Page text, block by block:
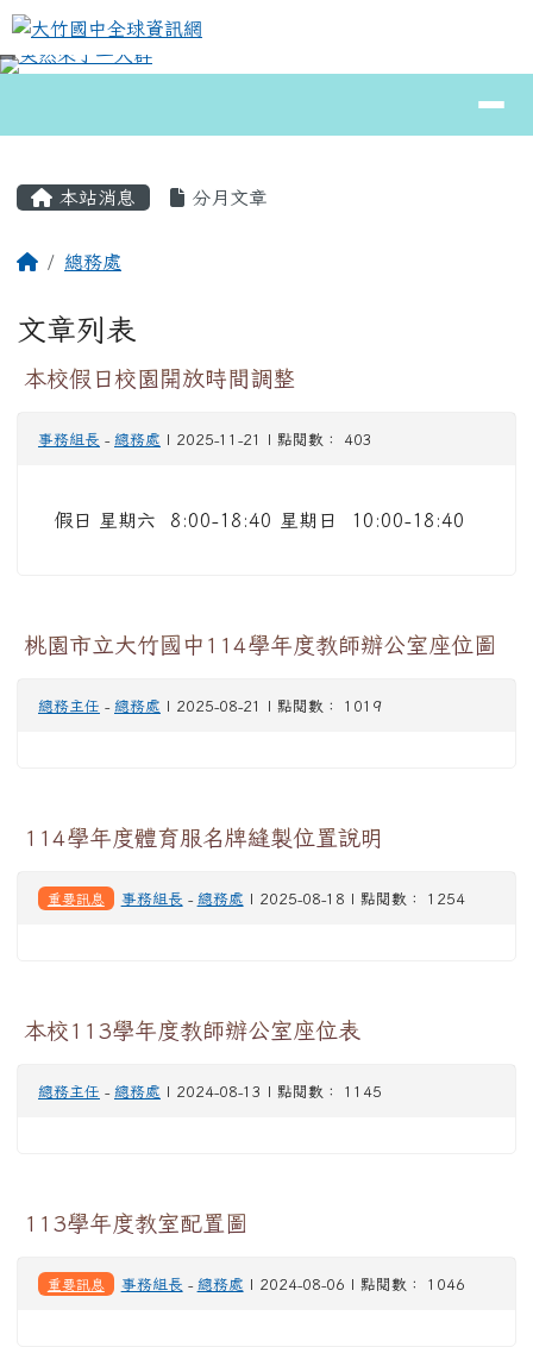
跳至主內容區
大竹國中全球資訊網
⏸
本站消息 分月文章
回首頁總務處
文章列表
本校假日校園開放時間調整
事務組長 - 總務處 | 2025-11-21 | 點閱數： 403
假日 星期六 8:00-18:40 星期日 10:00-18:40
桃園市立大竹國中114學年度教師辦公室座位圖
總務主任 - 總務處 | 2025-08-21 | 點閱數： 1019
114學年度體育服名牌縫製位置說明
重要訊息 事務組長 - 總務處 | 2025-08-18 | 點閱數： 1254
本校113學年度教師辦公室座位表
總務主任 - 總務處 | 2024-08-13 | 點閱數： 1145
113學年度教室配置圖
重要訊息 事務組長 - 總務處 | 2024-08-06 | 點閱數： 1046